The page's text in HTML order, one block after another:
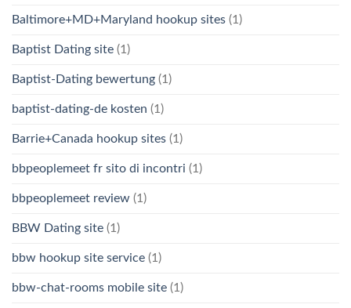
Baltimore+MD+Maryland hookup sites (1)
Baptist Dating site (1)
Baptist-Dating bewertung (1)
baptist-dating-de kosten (1)
Barrie+Canada hookup sites (1)
bbpeoplemeet fr sito di incontri (1)
bbpeoplemeet review (1)
BBW Dating site (1)
bbw hookup site service (1)
bbw-chat-rooms mobile site (1)